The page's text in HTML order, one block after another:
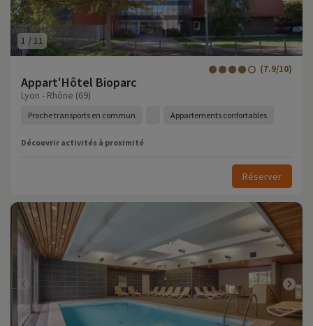
1 / 11
Appart'Hôtel Bioparc
(7.9/10)
Lyon - Rhône (69)
Proche transports en commun Appartements confortables
Découvrir activités à proximité
Réserver